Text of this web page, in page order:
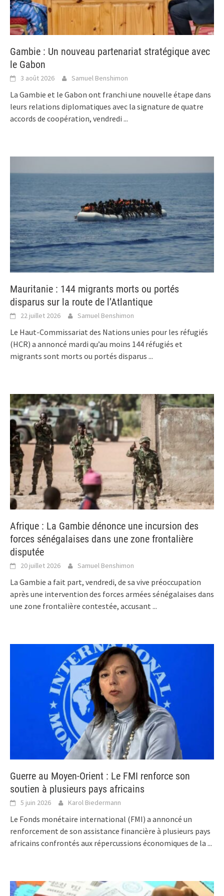
Gambie : Un nouveau partenariat stratégique avec
le Gabon
3 août 2026 Samuel Benshimon
La Gambie et le Gabon ont franchi une nouvelle étape dans
leurs relations diplomatiques avec la signature de quatre
accords de coopération, vendredi ...
Mauritanie : 144 migrants morts ou portés
disparus sur la route de l’Atlantique
22 juillet 2026 Samuel Benshimon
Le Haut-Commissariat des Nations unies pour les réfugiés
(HCR) a annoncé mardi qu’au moins 144 réfugiés et
migrants sont morts ou portés disparus ...
Afrique : La Gambie dénonce une incursion des
forces sénégalaises dans une zone frontalière
disputée
20 juillet 2026 Samuel Benshimon
La Gambie a fait part, vendredi, de sa vive préoccupation
après une intervention des forces armées sénégalaises dans
une zone frontalière contestée, accusant ...
Guerre au Moyen-Orient : Le FMI renforce son
soutien à plusieurs pays africains
5 juin 2026 Karol Biedermann
Le Fonds monétaire international (FMI) a annoncé un
renforcement de son assistance financière à plusieurs pays
africains confrontés aux répercussions économiques de la ...